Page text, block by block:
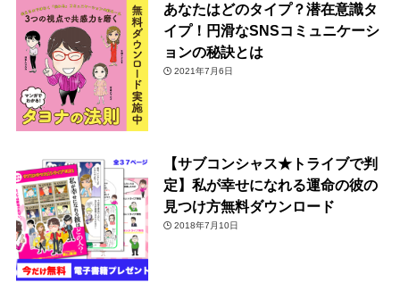
あなたはどのタイプ？潜在意識タ
イプ！円滑なSNSコミュニケーシ
ョンの秘訣とは
2021年7月6日
【サブコンシャス★トライブで判
定】私が幸せになれる運命の彼の
見つけ方無料ダウンロード
2018年7月10日